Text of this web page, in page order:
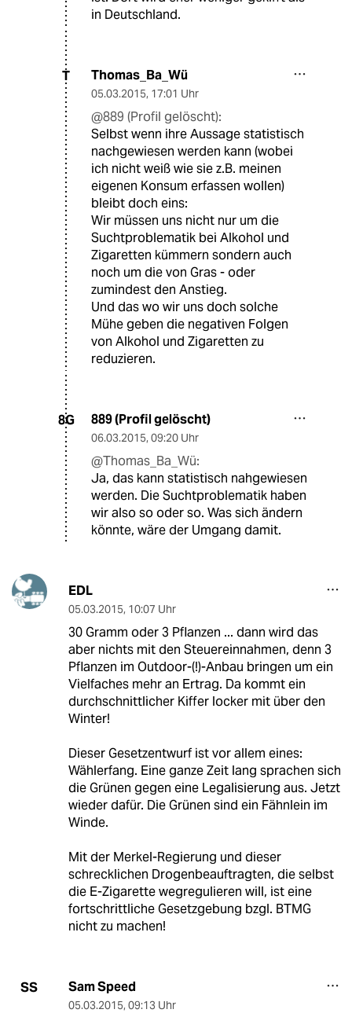
in Deutschland.
T Thomas_Ba_Wü
05.03.2015, 17:01 Uhr
@889 (Profil gelöscht):
Selbst wenn ihre Aussage statistisch
nachgewiesen werden kann (wobei
ich nicht weiß wie sie z.B. meinen
eigenen Konsum erfassen wollen)
bleibt doch eins:
Wir müssen uns nicht nur um die
Suchtproblematik bei Alkohol und
Zigaretten kümmern sondern auch
noch um die von Gras - oder
zumindest den Anstieg.
Und das wo wir uns doch solche
Mühe geben die negativen Folgen
von Alkohol und Zigaretten zu
reduzieren.
8G 889 (Profil gelöscht)
06.03.2015, 09:20 Uhr
@Thomas_Ba_Wü:
Ja, das kann statistisch nahgewiesen
werden. Die Suchtproblematik haben
wir also so oder so. Was sich ändern
könnte, wäre der Umgang damit.
EDL
05.03.2015, 10:07 Uhr
30 Gramm oder 3 Pflanzen ... dann wird das
aber nichts mit den Steuereinnahmen, denn 3
Pflanzen im Outdoor-(!)-Anbau bringen um ein
Vielfaches mehr an Ertrag. Da kommt ein
durchschnittlicher Kiffer locker mit über den
Winter!
Dieser Gesetzentwurf ist vor allem eines:
Wählerfang. Eine ganze Zeit lang sprachen sich
die Grünen gegen eine Legalisierung aus. Jetzt
wieder dafür. Die Grünen sind ein Fähnlein im
Winde.
Mit der Merkel-Regierung und dieser
schrecklichen Drogenbeauftragten, die selbst
die E-Zigarette wegregulieren will, ist eine
fortschrittliche Gesetzgebung bzgl. BTMG
nicht zu machen!
SS Sam Speed
05.03.2015, 09:13 Uhr